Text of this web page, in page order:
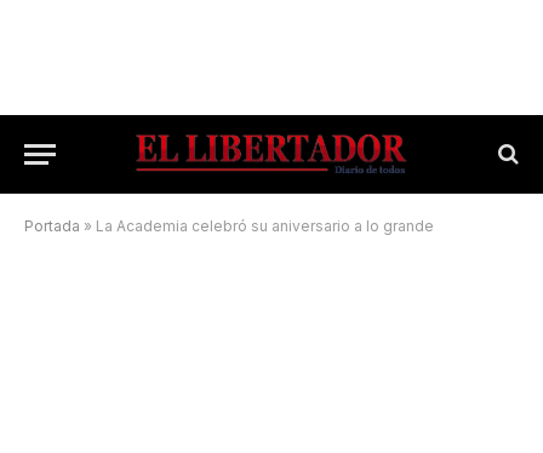
Portada » La Academia celebró su aniversario a lo grande